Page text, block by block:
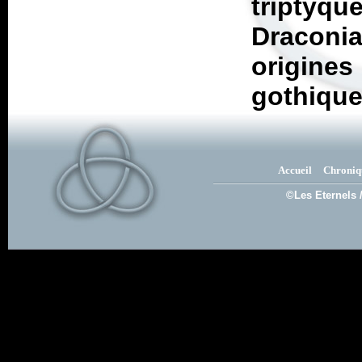
Accueil
©Les Eternels